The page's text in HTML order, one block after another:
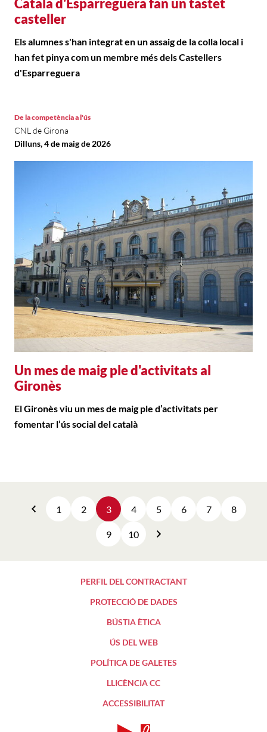
Català d'Esparreguera fan un tastet
casteller
Els alumnes s'han integrat en un assaig de la colla local i
han fet pinya com un membre més dels Castellers
d'Esparreguera
Un mes de maig ple d'activitats al
Gironès
De la competència a l'ús
CNL de Girona
Dilluns, 4 de maig de 2026
El Gironès viu un mes de maig ple d’activitats per
fomentar l’ús social del català
Anterior
1 2 3 4 5 6 7 8
9 10
PERFIL DEL CONTRACTANT
PROTECCIÓ DE DADES
BÚSTIA ÈTICA
ÚS DEL WEB
POLÍTICA DE GALETES
LLICÈNCIA CC
ACCESSIBILITAT